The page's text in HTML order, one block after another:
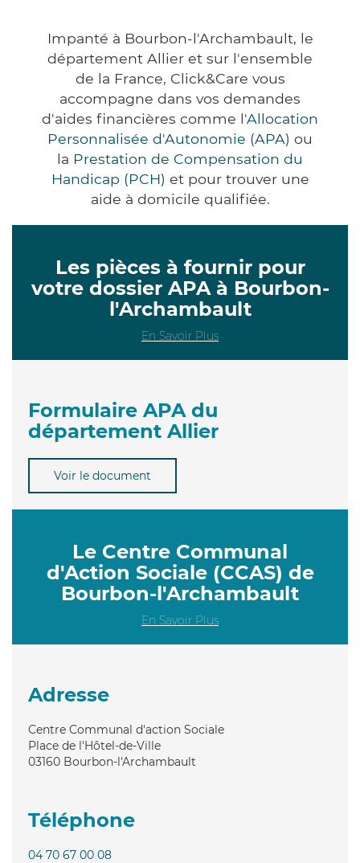
Impanté à Bourbon-l'Archambault, le
département Allier et sur l'ensemble
de la France, Click&Care vous
accompagne dans vos demandes
d'aides financières comme l'Allocation
Personnalisée d'Autonomie (APA) ou
la Prestation de Compensation du
Handicap (PCH) et pour trouver une
aide à domicile qualifiée.
Les pièces à fournir pour
votre dossier APA à Bourbon-
l'Archambault
En Savoir Plus
Formulaire APA du
département Allier
Voir le document
Le Centre Communal
d'Action Sociale (CCAS) de
Bourbon-l'Archambault
En Savoir Plus
Adresse
Centre Communal d'action Sociale
Place de l'Hôtel-de-Ville
03160 Bourbon-l'Archambault
Téléphone
04 70 67 00 08